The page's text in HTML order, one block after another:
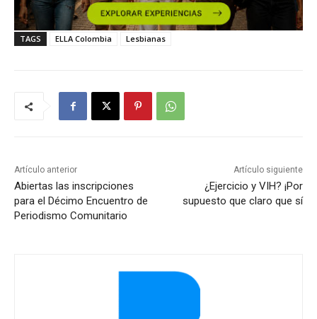
TAGS ELLA Colombia Lesbianas
Artículo anterior
Abiertas las inscripciones
para el Décimo Encuentro de
Periodismo Comunitario
Artículo siguiente
¿Ejercicio y VIH? ¡Por
supuesto que claro que sí